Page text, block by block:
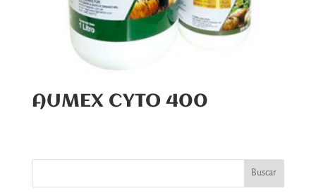
AUMEX CYTO 400